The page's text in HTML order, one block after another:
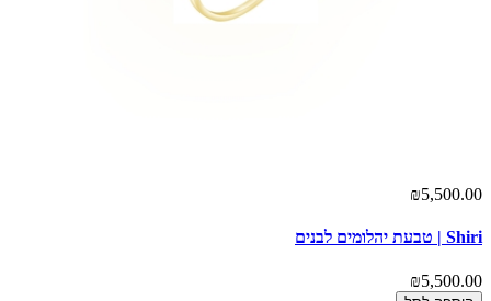
₪5,500.00
Shiri | טבעת יהלומים לבנים
₪5,500.00